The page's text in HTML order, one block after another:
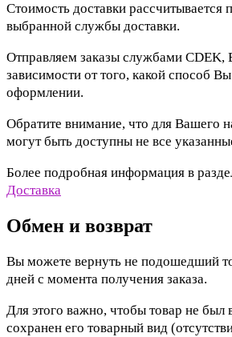
Стоимость доставки рассчитывается
выбранной службы доставки.
Отправляем заказы службами CDEK,
зависимости от того, какой способ
оформлении.
Обратите внимание, что для Вашего
могут быть доступны не все
Более подробная информация в
Доставка
Обмен и возврат
Вы можете вернуть не подошедший
дней с момента получения заказа.
Для этого важно, чтобы товар не был
сохранен его товарный вид